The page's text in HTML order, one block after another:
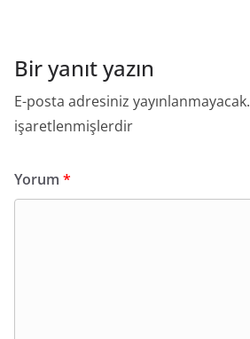
Bir yanıt yazın
E-posta adresiniz yayınlanmayacak.
işaretlenmişlerdir
Yorum *